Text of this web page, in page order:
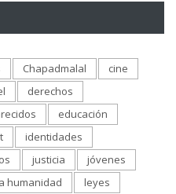
Chapadmalal
cine
derechos
educación
identidades
justicia
jóvenes
humanidad
leyes